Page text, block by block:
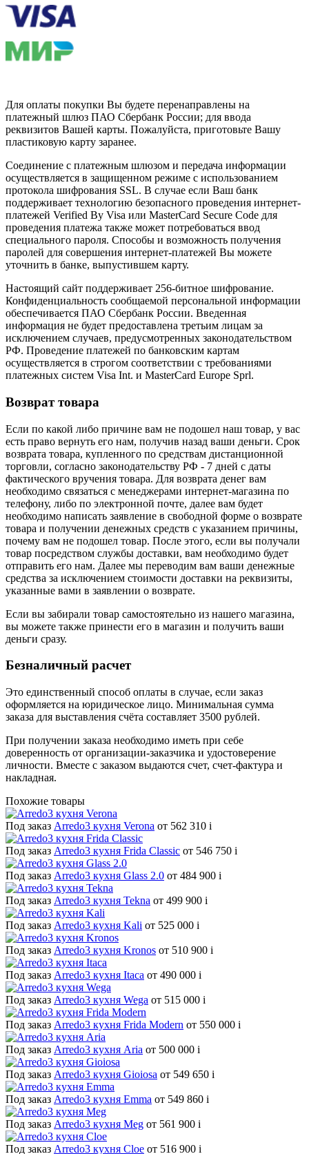
Для оплаты покупки Вы будете перенаправлены на
платежный шлюз ПАО Сбербанк России; для ввода
реквизитов Вашей карты. Пожалуйста, приготовьте Вашу
пластиковую карту заранее.
Соединение с платежным шлюзом и передача информации
осуществляется в защищенном режиме с использованием
протокола шифрования SSL. В случае если Ваш банк
поддерживает технологию безопасного проведения интернет-
платежей Verified By Visa или MasterCard Secure Code для
проведения платежа также может потребоваться ввод
специального пароля. Способы и возможность получения
паролей для совершения интернет-платежей Вы можете
уточнить в банке, выпустившем карту.
Настоящий сайт поддерживает 256-битное шифрование.
Конфиденциальность сообщаемой персональной информации
обеспечивается ПАО Сбербанк России. Введенная
информация не будет предоставлена третьим лицам за
исключением случаев, предусмотренных законодательством
РФ. Проведение платежей по банковским картам
осуществляется в строгом соответствии с требованиями
платежных систем Visa Int. и MasterCard Europe Sprl.
Возврат товара
Если по какой либо причине вам не подошел наш товар, у вас
есть право вернуть его нам, получив назад ваши деньги. Срок
возврата товара, купленного по средствам дистанционной
торговли, согласно законодательству РФ - 7 дней с даты
фактического вручения товара. Для возврата денег вам
необходимо связаться с менеджерами интернет-магазина по
телефону, либо по электронной почте, далее вам будет
необходимо написать заявление в свободной форме о возврате
товара и получении денежных средств с указанием причины,
почему вам не подошел товар. После этого, если вы получали
товар посредством службы доставки, вам необходимо будет
отправить его нам. Далее мы переводим вам ваши денежные
средства за исключением стоимости доставки на реквизиты,
указанные вами в заявлении о возврате.
Если вы забирали товар самостоятельно из нашего магазина,
вы можете также принести его в магазин и получить ваши
деньги сразу.
Безналичный расчет
Это единственный способ оплаты в случае, если заказ
оформляется на юридическое лицо. Минимальная сумма
заказа для выставления счёта составляет 3500 рублей.
При получении заказа необходимо иметь при себе
доверенность от организации-заказчика и удостоверение
личности. Вместе с заказом выдаются счет, счет-фактура и
накладная.
Похожие товары
Под заказ Arredo3 кухня Verona от 562 310 i
Под заказ Arredo3 кухня Frida Classic от 546 750 i
Под заказ Arredo3 кухня Glass 2.0 от 484 900 i
Под заказ Arredo3 кухня Tekna от 499 900 i
Под заказ Arredo3 кухня Kali от 525 000 i
Под заказ Arredo3 кухня Kronos от 510 900 i
Под заказ Arredo3 кухня Itaca от 490 000 i
Под заказ Arredo3 кухня Wega от 515 000 i
Под заказ Arredo3 кухня Frida Modern от 550 000 i
Под заказ Arredo3 кухня Aria от 500 000 i
Под заказ Arredo3 кухня Gioiosa от 549 650 i
Под заказ Arredo3 кухня Emma от 549 860 i
Под заказ Arredo3 кухня Meg от 561 900 i
Под заказ Arredo3 кухня Cloe от 516 900 i